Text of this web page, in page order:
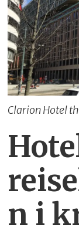
Clarion Hotel
n i